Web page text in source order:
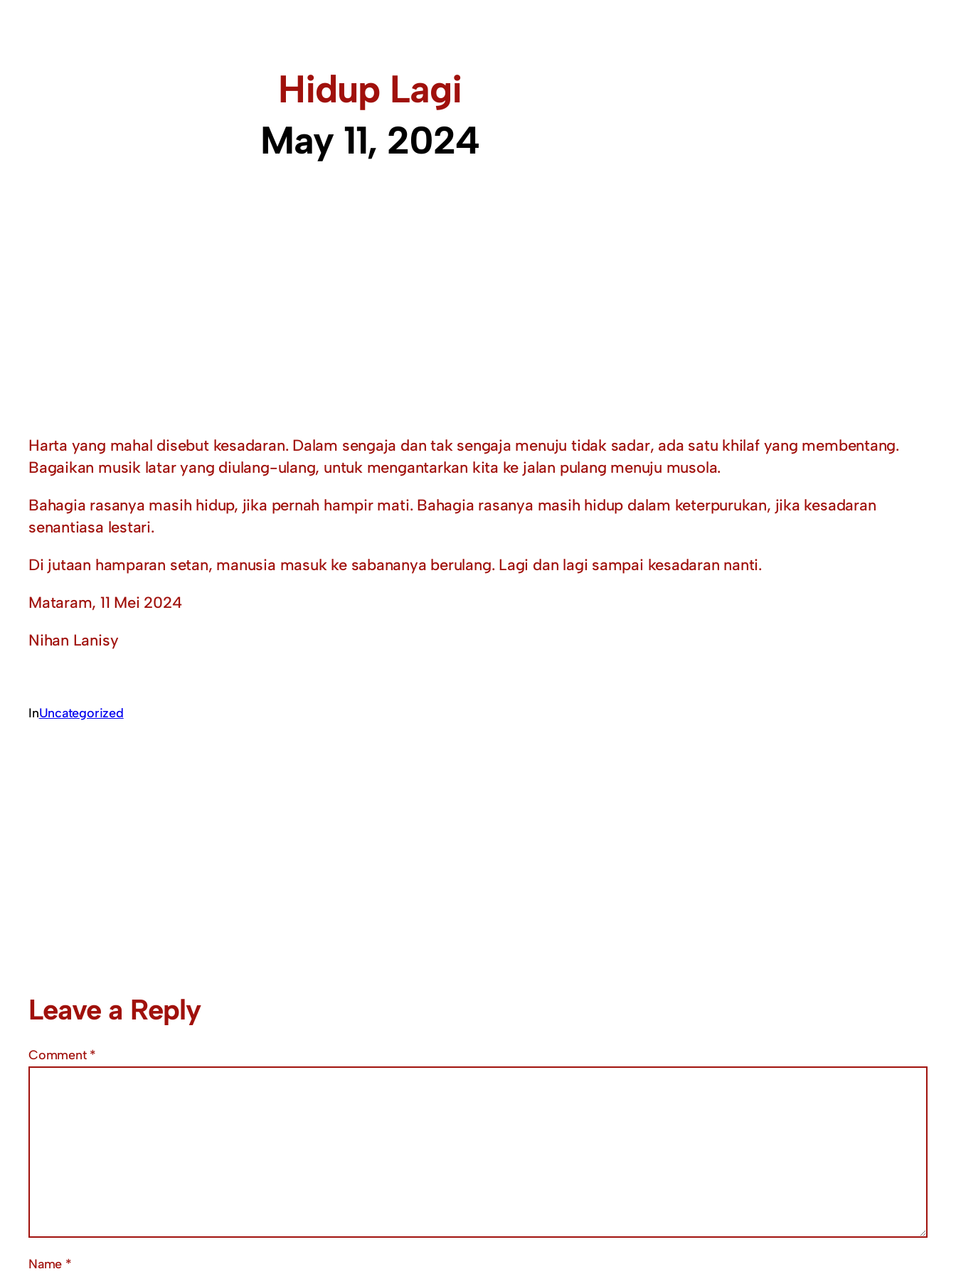
Hidup Lagi
May 11, 2024
Harta yang mahal disebut kesadaran. Dalam sengaja dan tak sengaja menuju tidak sadar, ada satu khilaf yang membentang.
Bagaikan musik latar yang diulang-ulang, untuk mengantarkan kita ke jalan pulang menuju musola.
Bahagia rasanya masih hidup, jika pernah hampir mati. Bahagia rasanya masih hidup dalam keterpurukan, jika kesadaran
senantiasa lestari.
Di jutaan hamparan setan, manusia masuk ke sabananya berulang. Lagi dan lagi sampai kesadaran nanti.
Mataram, 11 Mei 2024
Nihan Lanisy
InUncategorized
Leave a Reply
Comment *
Name *